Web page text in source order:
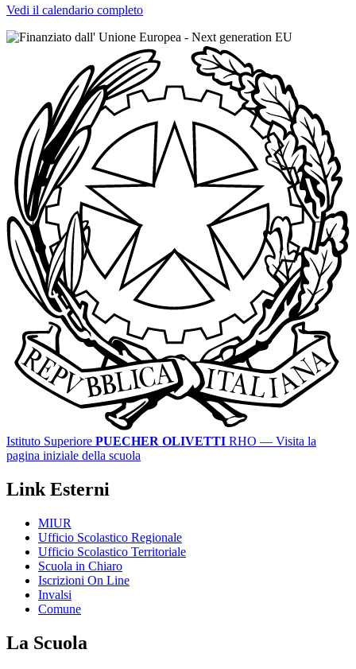
Vedi il calendario completo
Istituto Superiore PUECHER OLIVETTI RHO — Visita la
pagina iniziale della scuola
Link Esterni
MIUR
Ufficio Scolastico Regionale
Ufficio Scolastico Territoriale
Scuola in Chiaro
Iscrizioni On Line
Invalsi
Comune
La Scuola